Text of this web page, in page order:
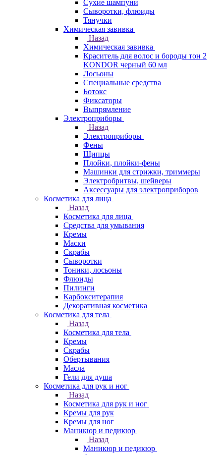
Сухие шампуни
Сыворотки, флюиды
Тянучки
Химическая завивка
Назад
Химическая завивка
Краситель для волос и бороды тон 2
KONDOR черный 60 мл
Лосьоны
Специальные средства
Ботокс
Фиксаторы
Выпрямление
Электроприборы
Назад
Электроприборы
Фены
Щипцы
Плойки, плойки-фены
Машинки для стрижки, триммеры
Электробритвы, шейверы
Аксессуары для электроприборов
Косметика для лица
Назад
Косметика для лица
Средства для умывания
Кремы
Маски
Скрабы
Сыворотки
Тоники, лосьоны
Флюиды
Пилинги
Карбокситерапия
Декоративная косметика
Косметика для тела
Назад
Косметика для тела
Кремы
Скрабы
Обертывания
Масла
Гели для душа
Косметика для рук и ног
Назад
Косметика для рук и ног
Кремы для рук
Кремы для ног
Маникюр и педикюр
Назад
Маникюр и педикюр